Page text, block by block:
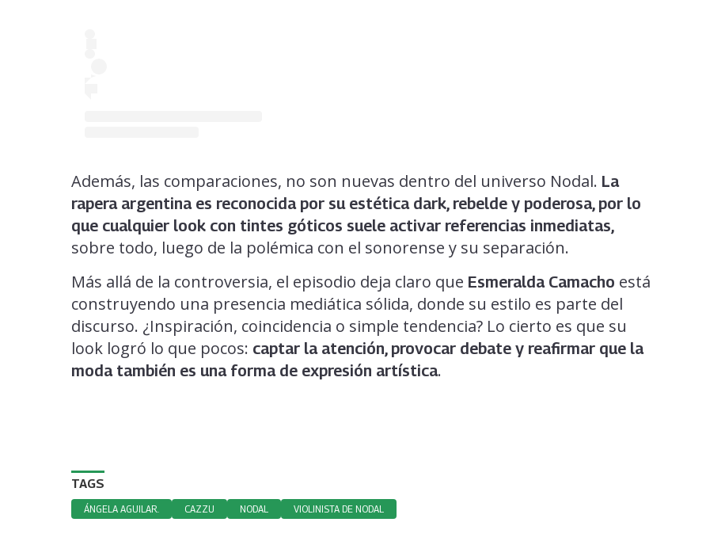
Además, las comparaciones, no son nuevas dentro del universo Nodal. La
rapera argentina es reconocida por su estética dark, rebelde y poderosa, por lo
que cualquier look con tintes góticos suele activar referencias inmediatas,
sobre todo, luego de la polémica con el sonorense y su separación.
Más allá de la controversia, el episodio deja claro que Esmeralda Camacho está
construyendo una presencia mediática sólida, donde su estilo es parte del
discurso. ¿Inspiración, coincidencia o simple tendencia? Lo cierto es que su
look logró lo que pocos: captar la atención, provocar debate y reafirmar que la
moda también es una forma de expresión artística.
TAGS
ÁNGELA AGUILAR. CAZZU NODAL VIOLINISTA DE NODAL